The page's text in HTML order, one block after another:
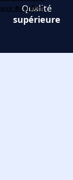
Qualité
supérieure